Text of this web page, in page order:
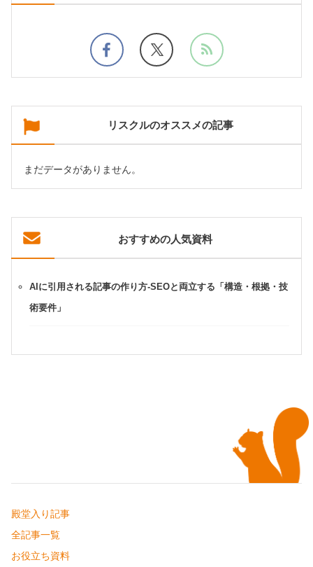
リスクルのオススメの記事
まだデータがありません。
おすすめの人気資料
AIに引用される記事の作り方-SEOと両立する「構造・根拠・技
術要件」
殿堂入り記事
全記事一覧
お役立ち資料